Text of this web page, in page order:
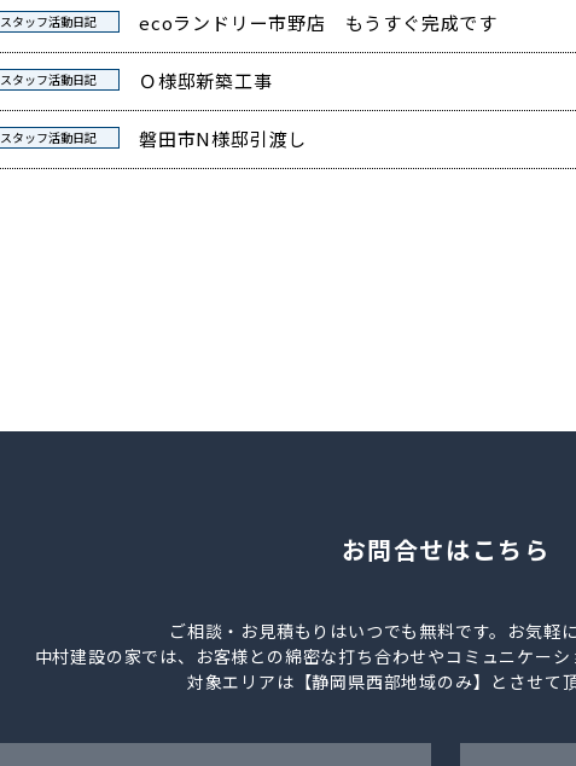
スタッフ活動日記 ecoランドリー市野店 もうすぐ完成です
スタッフ活動日記 Ｏ様邸新築工事
スタッフ活動日記 磐田市N様邸引渡し
お問合せはこちら
ご相談・お見積もりはいつでも無料です。お気軽
中村建設の家では、お客様との綿密な打ち合わせやコミュニケーシ
対象エリアは【静岡県西部地域のみ】とさせて